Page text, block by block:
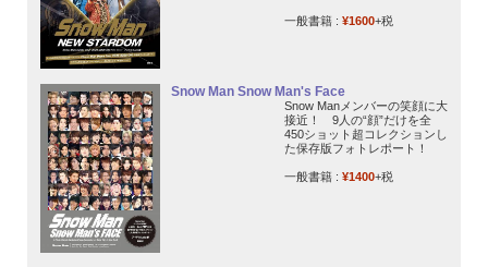
一般書籍 : ¥1600+税
Snow Man Snow Man's Face
Snow Manメンバーの笑顔に大
接近！ 9人の“顔”だけを全
450ショット超コレクションし
た保存版フォトレポート！
一般書籍 : ¥1400+税